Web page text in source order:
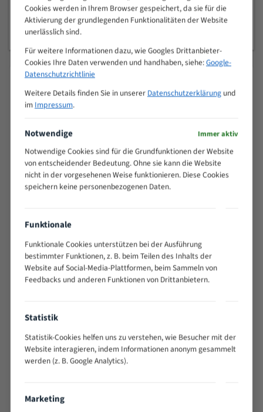
Saege Markt
Produktsicherheit & Herstellerangaben
Angaben gemäß EU-Produktsicherheitsverordnung (GPSR, Verordnung
(EU) 2023/988, Art. 19).
Produkt
2997x16x0,56x4TPI Fleischerei Bandsägeblatt
Hersteller
Arend Sägetech e.K.
E-Mail
info@saegemarkt.de
Sicherheits- und Warnhinweise
Extrem scharfe Schneidzähne – es besteht
ausgeschalteter und vom Netz getrennter Maschine
durchführen.
Beim Betrieb Schutzbrille und Gehörschutz tragen; keine
laufenden Bandes.
Cookies werden in Ihrem Browser gespeichert, da sie für die
Aktivierung der grundlegenden Funktionalitäten der Website
unerlässlich sind.
Für weitere Informationen dazu, wie Googles Drittanbieter-
Cookies Ihre Daten verwenden und handhaben, siehe:Google-
Datenschutzrichtlinie
Weitere Details finden Sie in unserer Datenschutzerklärungund
im Impressum.
Notwendige Immer aktiv
Notwendige Cookies sind für die Grundfunktionen der Website
von entscheidender Bedeutung. Ohne sie kann die Website
nicht in der vorgesehenen Weise funktionieren. Diese Cookies
speichern keine personenbezogenen Daten.
Funktionale
Funktionale Cookies unterstützen bei der Ausführung
bestimmter Funktionen, z. B. beim Teilen des Inhalts der
Website auf Social-Media-Plattformen, beim Sammeln von
Feedbacks und anderen Funktionen von Drittanbietern.
Statistik
Statistik-Cookies helfen uns zu verstehen, wie Besucher mit der
Website interagieren, indem Informationen anonym gesammelt
werden (z. B. Google Analytics).
Marketing